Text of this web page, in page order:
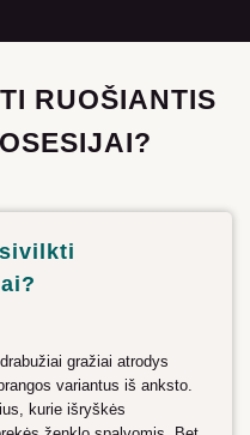
RUOŠIANTIS
gražiai atrodys
variantus iš anksto.
kurie išryškės